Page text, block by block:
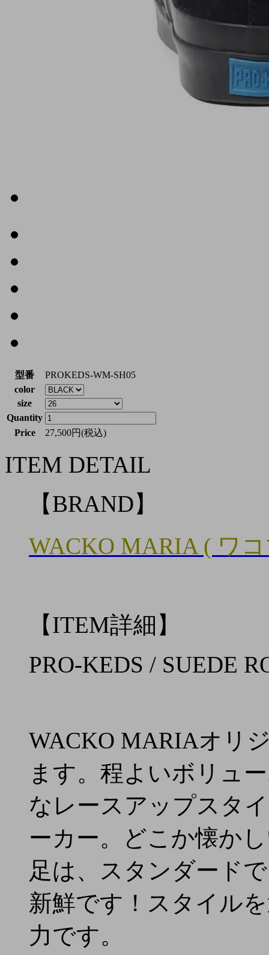
型番
PROKEDS-WM-SH05
color
size
Quantity
Price
27,500円(税込)
ITEM DETAIL
【BRAND】
WACKO MARIA ( ワ
【ITEM詳細】
PRO-KEDS / SUEDE
WACKO MARIAオリ
ます。程よいボリュ
なレースアップスタ
ーカー。どこか懐か
足は、スタンダード
新鮮です！スタイル
力です。